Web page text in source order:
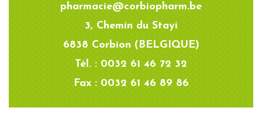
pharmacie@corbiopharm.be
3, Chemin du Stayi
6838 Corbion (BELGIQUE)
Tél. : 0032 61 46 72 32
Fax : 0032 61 46 89 86